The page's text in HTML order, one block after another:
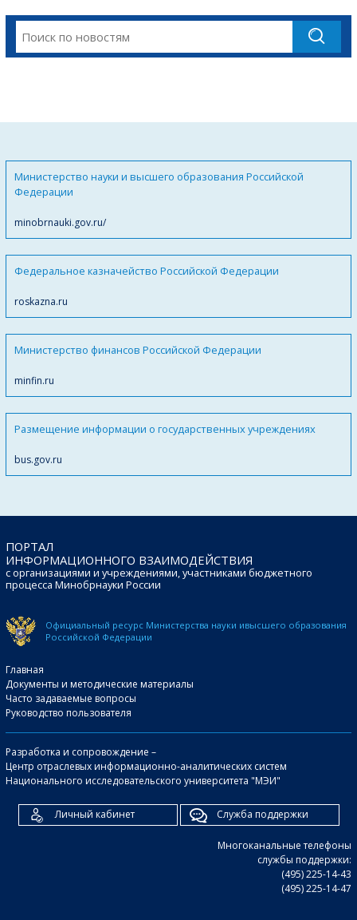
Министерство науки и высшего образования Российской
Федерации
minobrnauki.gov.ru/
Федеральное казначейство Российской Федерации
roskazna.ru
Министерство финансов Российской Федерации
minfin.ru
Размещение информации о государственных учреждениях
bus.gov.ru
ПОРТАЛ
ИНФОРМАЦИОННОГО ВЗАИМОДЕЙСТВИЯ
с организациями и учреждениями, участниками бюджетного
процесса Минобрнауки России
Официальный ресурс Министерства науки ивысшего образования
Российской Федерации
Главная
Документы и методические материалы
Часто задаваемые вопросы
Руководство пользователя
Разработка и сопровождение –
Центр отраслевых информационно-аналитических систем
Национального исследовательского университета "МЭИ"
Личный кабинет Служба поддержки
Многоканальные телефоны
службы поддержки:
(495) 225-14-43
(495) 225-14-47